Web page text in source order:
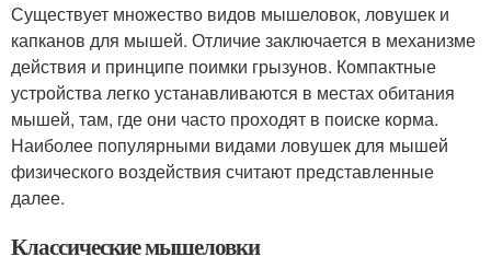
Существует множество видов мышеловок, ловушек и
капканов для мышей. Отличие заключается в механизме
действия и принципе поимки грызунов. Компактные
устройства легко устанавливаются в местах обитания
мышей, там, где они часто проходят в поиске корма.
Наиболее популярными видами ловушек для мышей
физического воздействия считают представленные
далее.
Классические мышеловки